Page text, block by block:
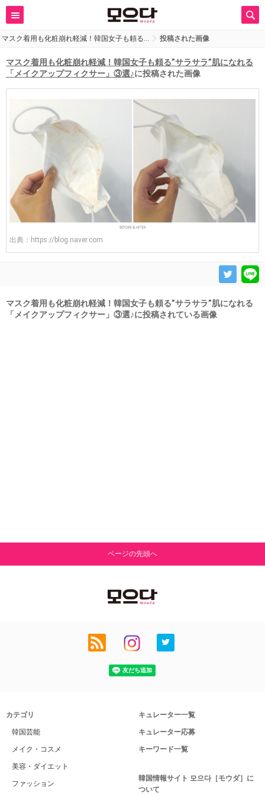
マスク着用も化粧崩れ軽減！韓国女子も頼る… 投稿された画像
マスク着用も化粧崩れ軽減！韓国女子も頼る”サラサラ”肌になれる
「メイクアップフィクサー」③選♪に投稿された画像
出典： https://blog.naver.com
マスク着用も化粧崩れ軽減！韓国女子も頼る”サラサラ”肌になれる
「メイクアップフィクサー」③選♪に投稿されている画像
ページの先頭へ
カテゴリ
韓国芸能
メイク・コスメ
美容・ダイエット
ファッション
キュレーター一覧
キュレーター応募
キーワード一覧
韓国情報サイト 모으다［モウダ］に
ついて